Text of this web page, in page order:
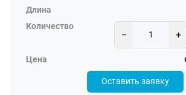
− +
Оставить заявку